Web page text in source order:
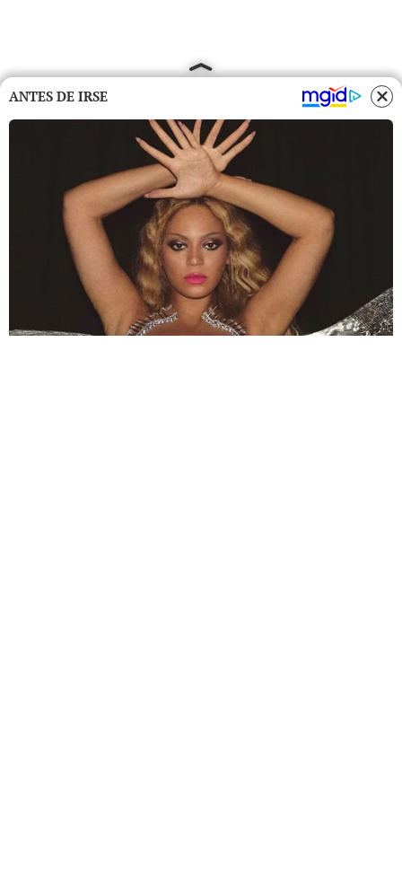
ANTES DE IRSE